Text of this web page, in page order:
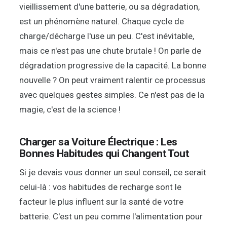
vieillissement d'une batterie, ou sa dégradation,
est un phénomène naturel. Chaque cycle de
charge/décharge l'use un peu. C'est inévitable,
mais ce n'est pas une chute brutale ! On parle de
dégradation progressive de la capacité. La bonne
nouvelle ? On peut vraiment ralentir ce processus
avec quelques gestes simples. Ce n'est pas de la
magie, c'est de la science !
Charger sa Voiture Électrique : Les
Bonnes Habitudes qui Changent Tout
Si je devais vous donner un seul conseil, ce serait
celui-là : vos habitudes de recharge sont le
facteur le plus influent sur la santé de votre
batterie. C'est un peu comme l'alimentation pour